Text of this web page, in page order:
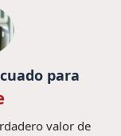
para
valor de